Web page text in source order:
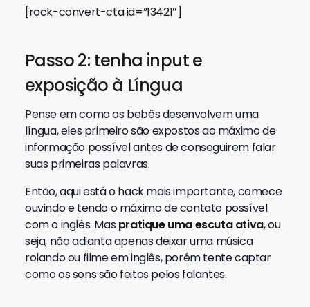
[rock-convert-cta id=”13421″]
Passo 2: tenha input e
exposição à Língua
Pense em como os bebês desenvolvem uma
língua, eles primeiro são expostos ao máximo de
informação possível antes de conseguirem falar
suas primeiras palavras.
Então, aqui está o hack mais importante, comece
ouvindo e tendo o máximo de contato possível
com o inglês. Maspratique uma escuta ativa, ou
seja, não adianta apenas deixar uma música
rolando ou filme em inglês, porém tente captar
como os sons são feitos pelos falantes.